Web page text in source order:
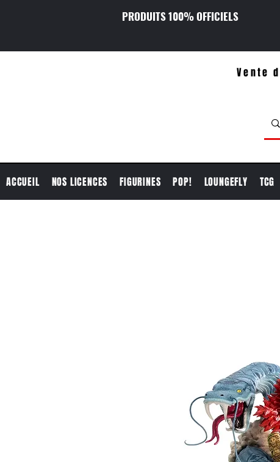
PRODUITS 100% OFFICIELS
Vente
ACCUEIL NOS LICENCES FIGURINES POP! LOUNGEFLY TCG